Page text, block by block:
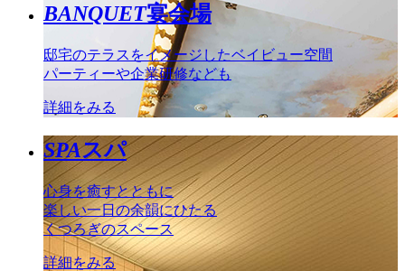
BANQUET宴会場
邸宅のテラスをイメージしたベイビュー空間
パーティーや企業研修なども
詳細をみる
SPAスパ
心身を癒すとともに
楽しい一日の余韻にひたる
くつろぎのスペース
詳細をみる